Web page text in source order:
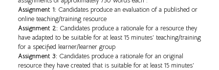
Assignment 1:Candidates produce an evaluation of a published or
online teaching/training resource
Assignment 2: Candidates produce a rationale for a resource they
have adapted to be suitable for at least 15 minutes’ teaching/training
for a specified learner/learner group
Assignment 3: Candidates produce a rationale for an original
resource they have created that is suitable for at least 15 minutes’